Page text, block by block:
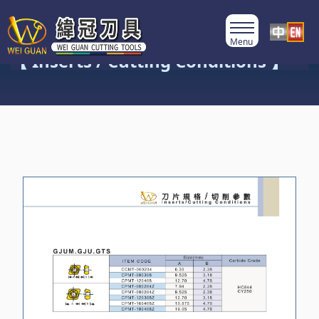
Product Category
【 Inserts / Cutting Conditions 】